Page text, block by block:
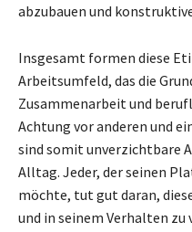
abzubauen und
Insgesamt formen diese
Arbeitsumfeld, das die
Zusammenarbeit und
Achtung vor anderen und
sind somit unverzichtbare
Alltag. Jeder, der seinen
möchte, tut gut daran,
und in seinem Verhalten zu